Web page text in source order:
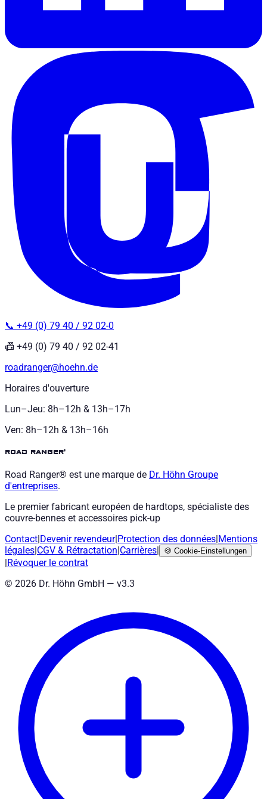
📞 +49 (0) 79 40 / 92 02-0
📠 +49 (0) 79 40 / 92 02-41
roadranger@hoehn.de
Horaires d'ouverture
Lun–Jeu: 8h–12h & 13h–17h
Ven: 8h–12h & 13h–16h
road ranger®
Road Ranger® est une marque de Dr. Höhn Groupe
d'entreprises.
Le premier fabricant européen de hardtops, spécialiste des
couvre-bennes et accessoires pick-up
Contact Devenir revendeur| Protection des données Mentions
légales CGV & Rétractation Carrières 🍪 Cookie-Einstellungen
Révoquer le contrat
© 2026 Dr. Höhn GmbH — v3.3